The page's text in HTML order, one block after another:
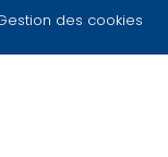
des cookies